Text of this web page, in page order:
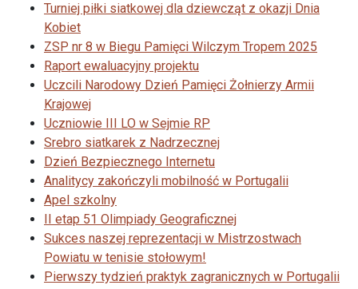
Turniej piłki siatkowej dla dziewcząt z okazji Dnia
Kobiet
ZSP nr 8 w Biegu Pamięci Wilczym Tropem 2025
Raport ewaluacyjny projektu
Uczcili Narodowy Dzień Pamięci Żołnierzy Armii
Krajowej
Uczniowie III LO w Sejmie RP
Srebro siatkarek z Nadrzecznej
Dzień Bezpiecznego Internetu
Analitycy zakończyli mobilność w Portugalii
Apel szkolny
II etap 51 Olimpiady Geograficznej
Sukces naszej reprezentacji w Mistrzostwach
Powiatu w tenisie stołowym!
Pierwszy tydzień praktyk zagranicznych w Portugalii